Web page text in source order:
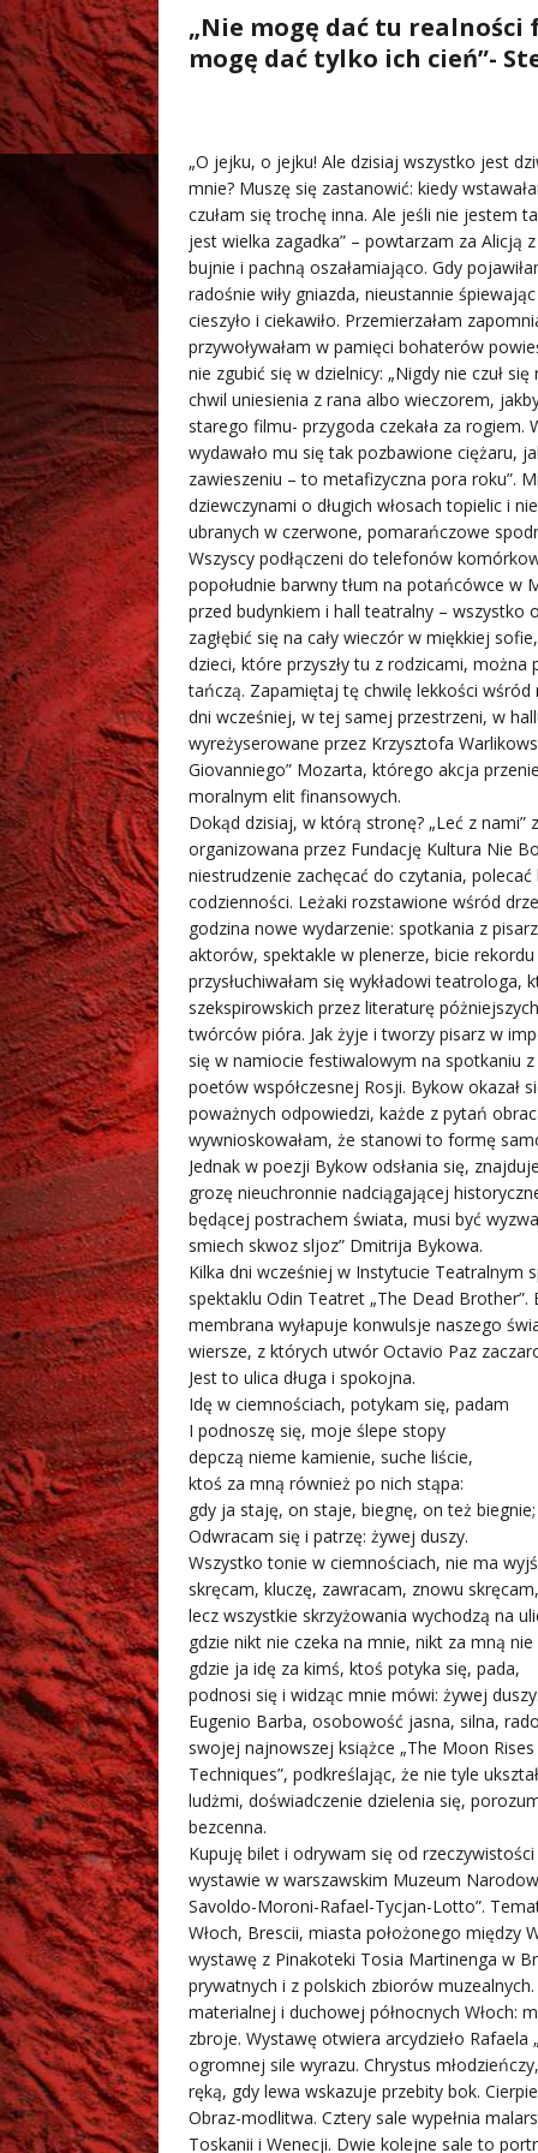
„Nie mogę dać tu realności
mogę dać tylko ich cień”-
„O jejku, o jejku! Ale dzisiaj wszystko jest
mnie? Muszę się zastanowić: kiedy
czułam się trochę inna. Ale jeśli nie jestem
jest wielka zagadka” – powtarzam za
bujnie i pachną oszałamiająco. Gdy
radośnie wiły gniazda, nieustannie
cieszyło i ciekawiło. Przemierzałam
przywoływałam w pamięci bohaterów
nie zgubić się w dzielnicy: „Nigdy nie czuł
chwil uniesienia z rana albo wieczorem,
starego filmu- przygoda czekała za rogiem.
wydawało mu się tak pozbawione ciężaru,
zawieszeniu – to metafizyczna pora roku”.
dziewczynami o długich włosach topielic i
ubranych w czerwone, pomarańczowe
Wszyscy podłączeni do telefonów
popołudnie barwny tłum na potańcówce w
przed budynkiem i hall teatralny – wszystko
zagłębić się na cały wieczór w miękkiej
dzieci, które przyszły tu z rodzicami,
tańczą. Zapamiętaj tę chwilę lekkości wśród
dni wcześniej, w tej samej przestrzeni, w
wyreżyserowane przez Krzysztofa
Giovanniego” Mozarta, którego akcja
moralnym elit finansowych.
Dokąd dzisiaj, w którą stronę? „Leć z
organizowana przez Fundację Kultura Nie
niestrudzenie zachęcać do czytania,
codzienności. Leżaki rozstawione wśród
godzina nowe wydarzenie: spotkania z
aktorów, spektakle w plenerze, bicie
przysłuchiwałam się wykładowi
szekspirowskich przez literaturę
twórców pióra. Jak żyje i tworzy pisarz w
się w namiocie festiwalowym na spotkaniu
poetów współczesnej Rosji. Bykow okazał
poważnych odpowiedzi, każde z pytań
wywnioskowałam, że stanowi to formę
Jednak w poezji Bykow odsłania się,
grozę nieuchronnie nadciągającej
będącej postrachem świata, musi być
smiech skwoz sljoz” Dmitrija Bykowa.
Kilka dni wcześniej w Instytucie Teatralnym
spektaklu Odin Teatret „The Dead
membrana wyłapuje konwulsje naszego
wiersze, z których utwór Octavio Paz
Jest to ulica długa i spokojna.
Idę w ciemnościach, potykam się, padam
I podnoszę się, moje ślepe stopy
depczą nieme kamienie, suche liście,
ktoś za mną również po nich stąpa:
gdy ja staję, on staje, biegnę, on też biegnie;
Odwracam się i patrzę: żywej duszy.
Wszystko tonie w ciemnościach, nie ma
skręcam, kluczę, zawracam, znowu skręcam,
lecz wszystkie skrzyżowania wychodzą na
gdzie nikt nie czeka na mnie, nikt za mną nie
gdzie ja idę za kimś, ktoś potyka się, pada,
podnosi się i widząc mnie mówi: żywej
Eugenio Barba, osobowość jasna, silna,
swojej najnowszej książce „The Moon
Techniques”, podkreślając, że nie tyle
ludżmi, doświadczenie dzielenia się,
bezcenna.
Kupuję bilet i odrywam się od
wystawie w warszawskim Muzeum
Savoldo-Moroni-Rafael-Tycjan-Lotto”.
Włoch, Brescii, miasta położonego między
wystawę z Pinakoteki Tosia Martinenga w
prywatnych i z polskich zbiorów
materialnej i duchowej północnych Włoch:
zbroje. Wystawę otwiera arcydzieło Rafaela
ogromnej sile wyrazu. Chrystus
ręką, gdy lewa wskazuje przebity bok.
Obraz-modlitwa. Cztery sale wypełnia
Toskanii i Wenecji. Dwie kolejne sale to